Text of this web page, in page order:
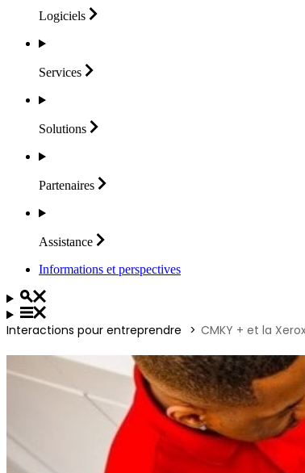
Logiciels
Services
Solutions
Partenaires
Assistance
Informations et perspectives
Interactions pour entreprendre CMKY + et la